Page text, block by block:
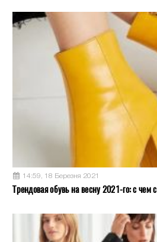
14:59, 18 Березня 2021
Трендовая обувь на весну 2021-го: с чем